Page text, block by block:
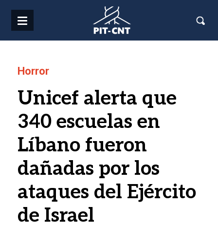
Horror
Unicef alerta que
340 escuelas en
Líbano fueron
dañadas por los
ataques del Ejército
de Israel